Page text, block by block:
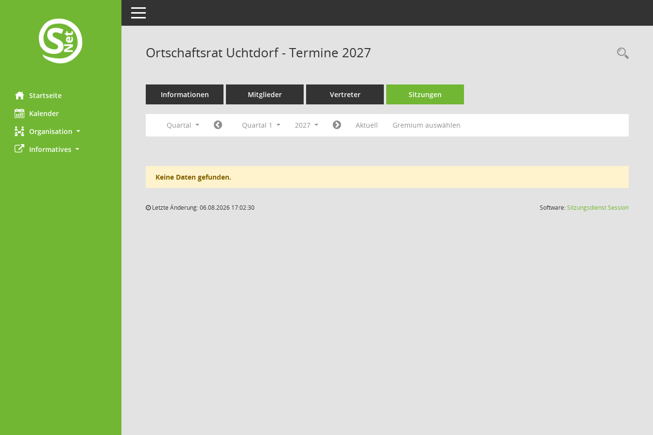
Startseite
Kalender
Organisation
Informatives
Toggle navigation
Ortschaftsrat Uchtdorf - Termine 2027
Informationen Mitglieder Vertreter Sitzungen
Quartal Quartal 1 2027 Aktuell Gremium auswählen
Keine Daten gefunden.
Letzte Änderung: 06.08.2026 17:02:30 Software:SitzungsdienstSession(Wird in